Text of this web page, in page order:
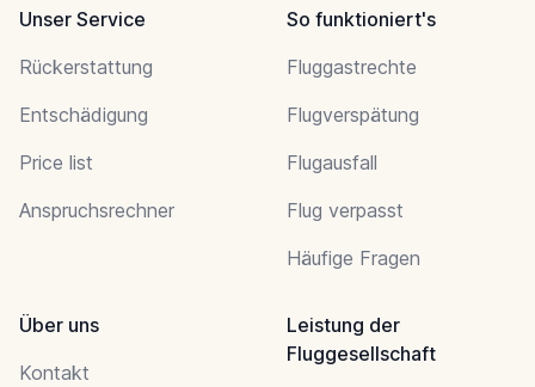
Unser Service
Rückerstattung
Entschädigung
Price list
Anspruchsrechner
So funktioniert's
Fluggastrechte
Flugverspätung
Flugausfall
Flug verpasst
Häufige Fragen
Über uns
Kontakt
Leistung der
Fluggesellschaft